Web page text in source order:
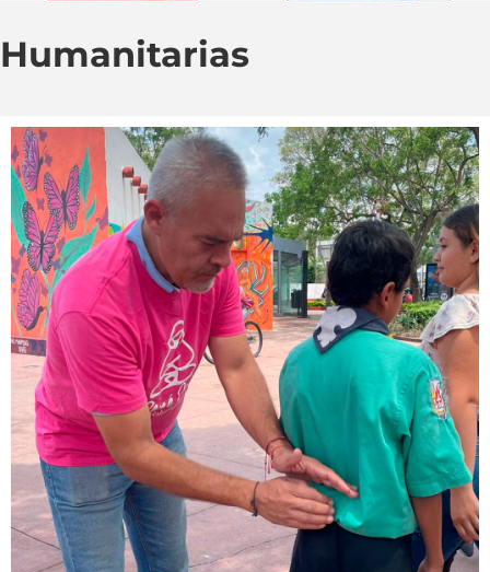
Humanitarias